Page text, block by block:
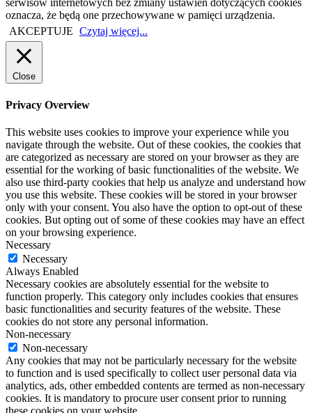
serwisów internetowych bez zmiany ustawień dotyczących cookies
oznacza, że będą one przechowywane w pamięci urządzenia.
AKCEPTUJE Czytaj więcej...
Close
Privacy Overview
This website uses cookies to improve your experience while you
navigate through the website. Out of these cookies, the cookies that
are categorized as necessary are stored on your browser as they are
essential for the working of basic functionalities of the website. We
also use third-party cookies that help us analyze and understand how
you use this website. These cookies will be stored in your browser
only with your consent. You also have the option to opt-out of these
cookies. But opting out of some of these cookies may have an effect
on your browsing experience.
Necessary
Necessary
Always Enabled
Necessary cookies are absolutely essential for the website to
function properly. This category only includes cookies that ensures
basic functionalities and security features of the website. These
cookies do not store any personal information.
Non-necessary
Non-necessary
Any cookies that may not be particularly necessary for the website
to function and is used specifically to collect user personal data via
analytics, ads, other embedded contents are termed as non-necessary
cookies. It is mandatory to procure user consent prior to running
these cookies on your website.